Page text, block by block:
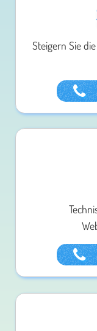
Steigern Sie